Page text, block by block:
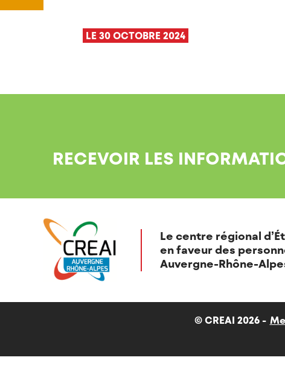
LE 30 OCTOBRE 2024
RECEVOIR LES
Le centre régional
en faveur des
Auvergne-Rhône-
© CREAI 2026 -